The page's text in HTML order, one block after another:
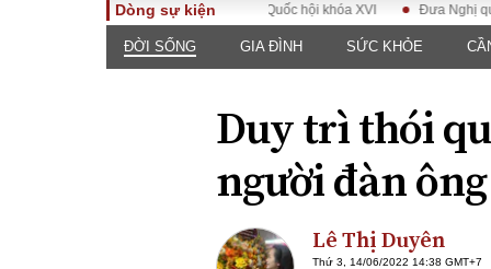
TOÀN CẢNH
Chính sách
Đối thoại
PHÁP
luật
Góc
Hồ sơ
Tiếng
An ninh
Dòng sự kiện
Kỳ họp không thường lệ thứ nhất, Quốc hội khóa XVI Đưa Nghị quyết Đại
ĐỜI SỐNG GIA ĐÌNH SỨC KHỎE
Duy trì thói
người đàn
Lê Thị Duyên
Thứ 3, 14/06/2022 14:38 GMT+7